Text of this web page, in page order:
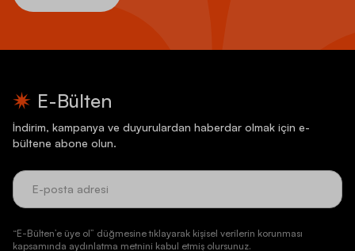
E-Bülten
İndirim, kampanya ve duyurulardan haberdar olmak için e-
bültene abone olun.
“E-Bülten’e üye ol” düğmesine tıklayarak kişisel verilerin korunması
kapsamında aydınlatma metnini kabul etmiş olursunuz.